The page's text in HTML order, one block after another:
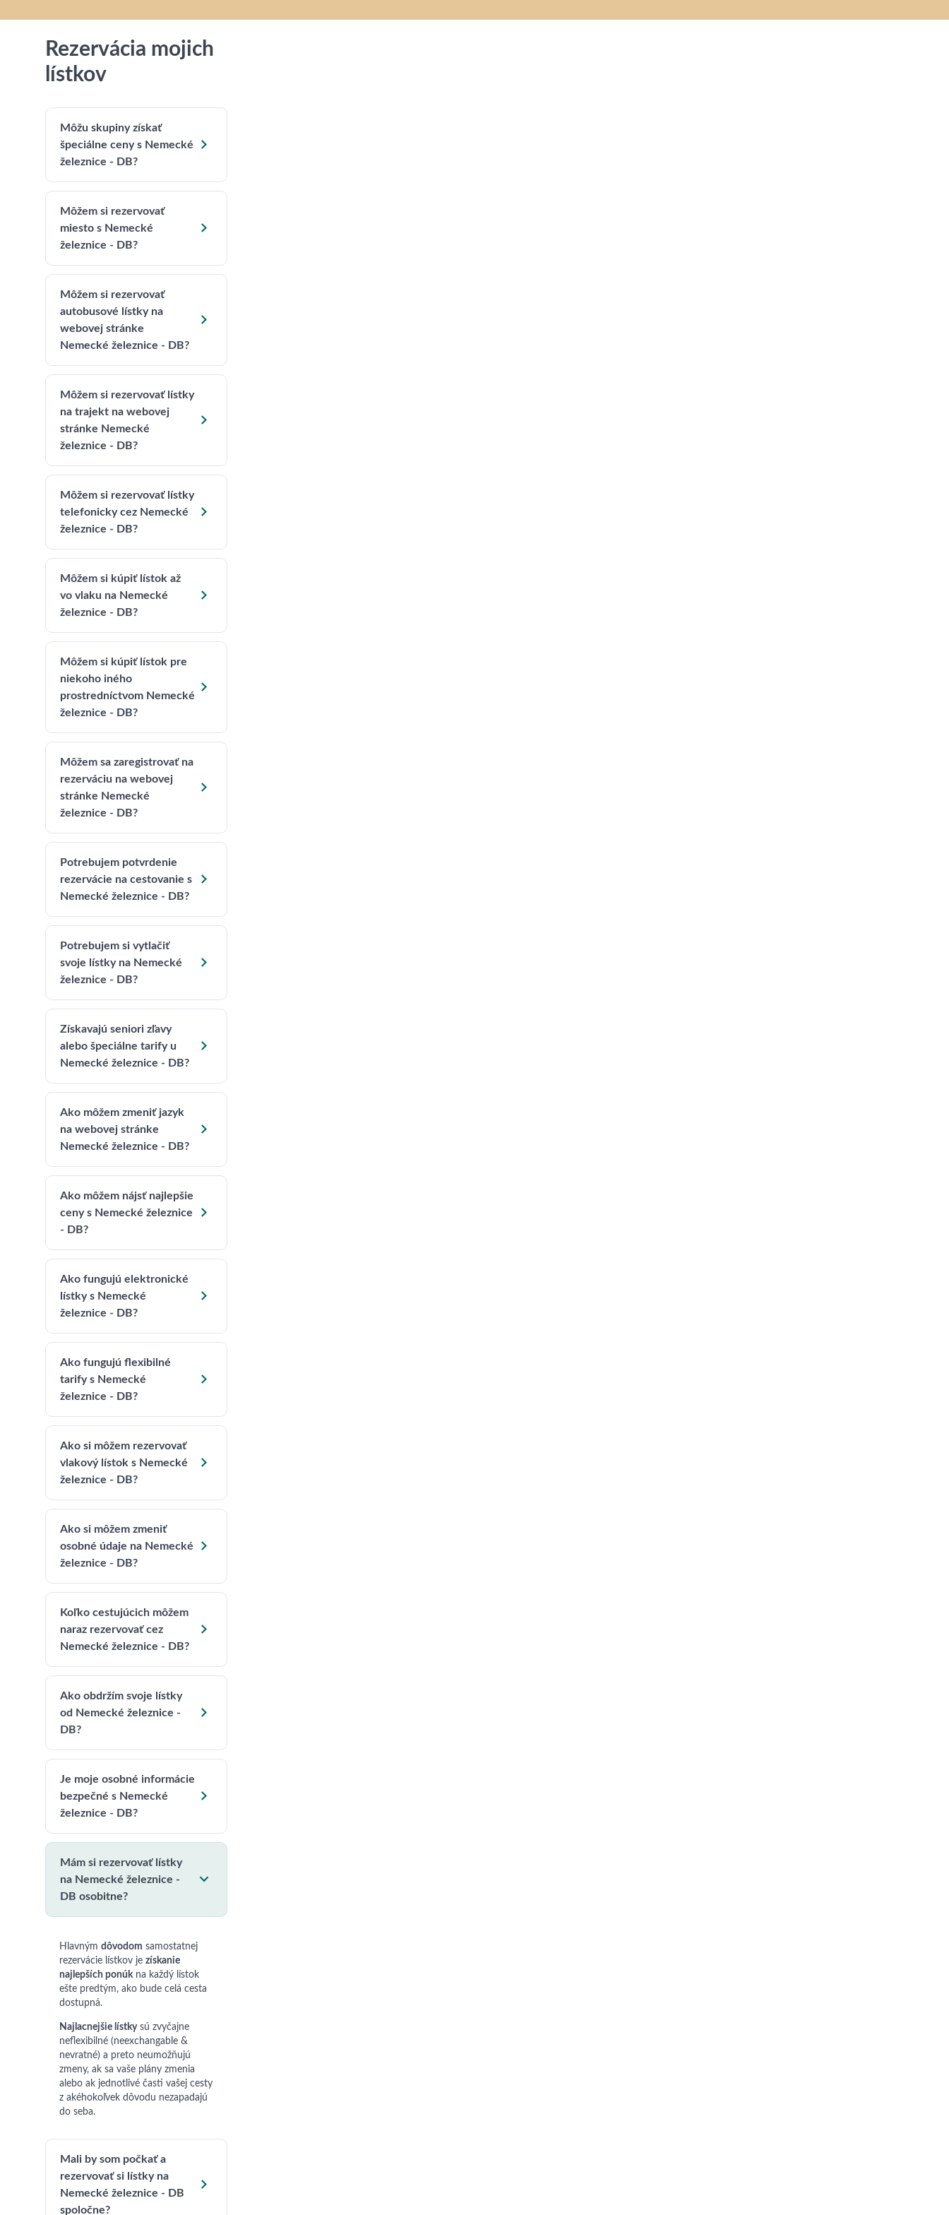
Rezervácia mojich
lístkov
Môžu skupiny získať
špeciálne ceny s Nemecké
železnice - DB?

Môžem si rezervovať
miesto s Nemecké
železnice - DB?

Môžem si rezervovať
autobusové lístky na
webovej stránke
Nemecké železnice - DB?

Môžem si rezervovať lístky
na trajekt na webovej
stránke Nemecké
železnice - DB?

Môžem si rezervovať lístky
telefonicky cez Nemecké
železnice - DB?

Môžem si kúpiť lístok až
vo vlaku na Nemecké
železnice - DB?

Môžem si kúpiť lístok pre
niekoho iného
prostredníctvom Nemecké
železnice - DB?

Môžem sa zaregistrovať na
rezerváciu na webovej
stránke Nemecké
železnice - DB?

Potrebujem potvrdenie
rezervácie na cestovanie s
Nemecké železnice - DB?

Potrebujem si vytlačiť
svoje lístky na Nemecké
železnice - DB?

Získavajú seniori zľavy
alebo špeciálne tarify u
Nemecké železnice - DB?

Ako môžem zmeniť jazyk
na webovej stránke
Nemecké železnice - DB?

Ako môžem nájsť najlepšie
ceny s Nemecké železnice
- DB?

Ako fungujú elektronické
lístky s Nemecké
železnice - DB?

Ako fungujú flexibilné
tarify s Nemecké
železnice - DB?

Ako si môžem rezervovať
vlakový lístok s Nemecké
železnice - DB?

Ako si môžem zmeniť
osobné údaje na Nemecké
železnice - DB?

Koľko cestujúcich môžem
naraz rezervovať cez
Nemecké železnice - DB?

Ako obdržím svoje lístky
od Nemecké železnice -
DB?

Je moje osobné informácie
bezpečné s Nemecké
železnice - DB?

Mám si rezervovať lístky
na Nemecké železnice -
DB osobitne?

Hlavným dôvodom samostatnej
rezervácie lístkov je získanie
najlepších ponúkna každý lístok
ešte predtým, ako bude celá cesta
dostupná.
Najlacnejšie lístkysú zvyčajne
neflexibilné (neexchangable &
nevratné) a preto neumožňujú
zmeny, ak sa vaše plány zmenia
alebo ak jednotlivé časti vašej cesty
z akéhokoľvek dôvodu nezapadajú
do seba.
Mali by som počkať a
rezervovať si lístky na
Nemecké železnice - DB
spoločne?
